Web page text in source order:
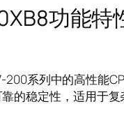
功能特
系列中的高性能
的稳定性，适用于复